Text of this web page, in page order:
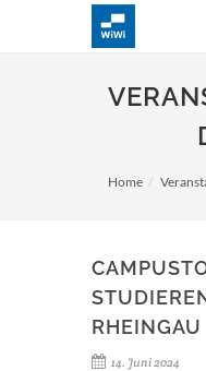
Home
RHEINGAU
14. Juni 2024